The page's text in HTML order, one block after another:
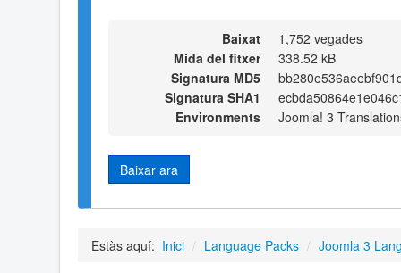
Baixat
1,752 vegades
Mida del fitxer
338.52 kB
Signatura MD5
Signatura SHA1
Environments
Joomla! 3
Baixar ara
Estàs aquí: Inici / Language Packs / Joomla 3